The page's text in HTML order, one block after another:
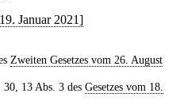
Januar 2021]
Zweiten Gesetzes vom 26. August
13 Abs. 3 des Gesetzes vom 18.